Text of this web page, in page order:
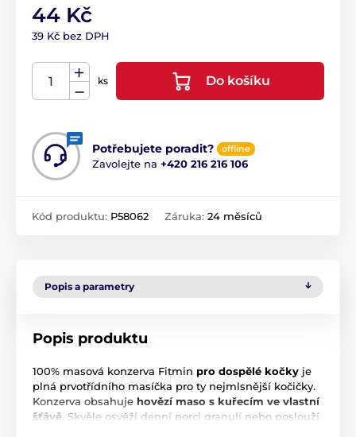
44 Kč
39 Kč bez DPH
ks Do košíku
Potřebujete poradit? offline
Zavolejte na +420 216 216 106
Kód produktu: P58062 Záruka: 24 měsíců
Popis a parametry
Popis produktu
100% masová konzerva Fitmin pro dospělé kočky je
plná prvotřídního masíčka pro ty nejmlsnější kočičky.
Konzerva obsahuje hovězí maso s kuřecím ve vlastní
šťávě . Skvěle osvěží denní porci granulí nebo poslouží